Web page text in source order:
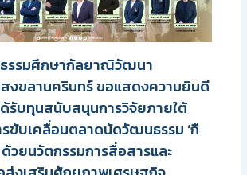
รรมศึกษากัลยาณิวัฒนา
งขลานครินทร์ ขอแสดงความยินดี
รับทุนสนับสนุนการวิจัยภายใต้
รขับเคลื่อนตลาดนัดวัฒนธรรม ‘กื
วยนวัตกรรมการสื่อสารและ